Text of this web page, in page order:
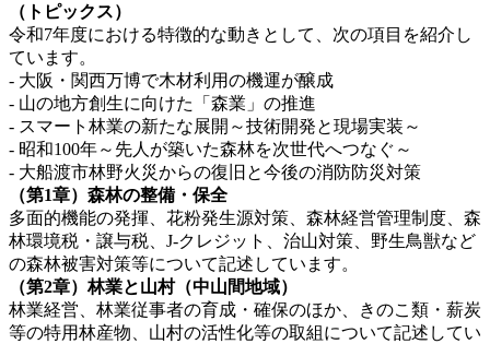
（トピックス）
令和7年度における特徴的な動きとして、次の項目を紹介し
ています。
- 大阪・関西万博で木材利用の機運が醸成
- 山の地方創生に向けた「森業」の推進
- スマート林業の新たな展開～技術開発と現場実装～
- 昭和100年～先人が築いた森林を次世代へつなぐ～
- 大船渡市林野火災からの復旧と今後の消防防災対策
（第1章）森林の整備・保全
多面的機能の発揮、花粉発生源対策、森林経営管理制度、森
林環境税・譲与税、J-クレジット、治山対策、野生鳥獣など
の森林被害対策等について記述しています。
（第2章）林業と山村（中山間地域）
林業経営、林業従事者の育成・確保のほか、きのこ類・薪炭
等の特用林産物、山村の活性化等の取組について記述してい